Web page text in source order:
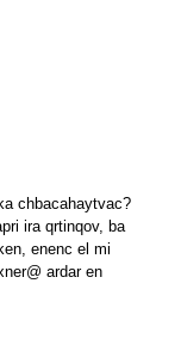
chbacahaytvac?
ira qrtinqov, ba
enenc el mi
ardar en